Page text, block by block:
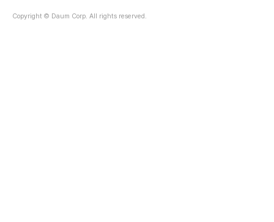
Copyright © Daum Corp. All rights reserved.